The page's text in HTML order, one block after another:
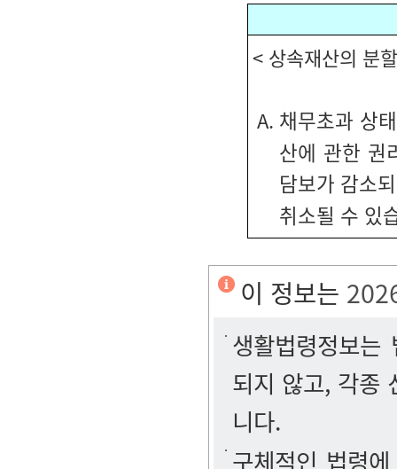
< 상속재산의 분
A. 채무초과 상
산에 관한 권
담보가 감소
취소될 수 있
이 정보는
생활법령정보
되지 않고, 각종
니다.
구체적인 법령